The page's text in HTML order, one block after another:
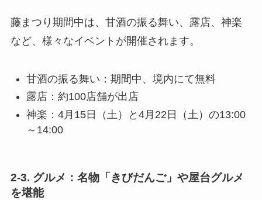
藤まつり期間中は、甘酒の振る舞い、露店、神楽
など、様々なイベントが開催されます。
甘酒の振る舞い：期間中、境内にて無料
露店：約100店舗が出店
神楽：4月15日（土）と4月22日（土）の13:00
～14:00
2-3. グルメ：名物「きびだんご」や屋台グルメ
を堪能